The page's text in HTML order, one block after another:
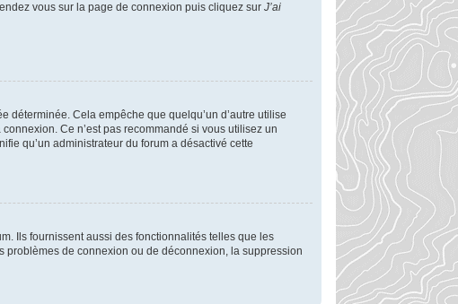
vous sur la page de connexion puis cliquez sur J’ai
déterminée. Cela empêche que quelqu’un d’autre utilise
connexion. Ce n’est pas recommandé si vous utilisez un
qu’un administrateur du forum a désactivé cette
Ils fournissent aussi des fonctionnalités telles que les
problèmes de connexion ou de déconnexion, la suppression